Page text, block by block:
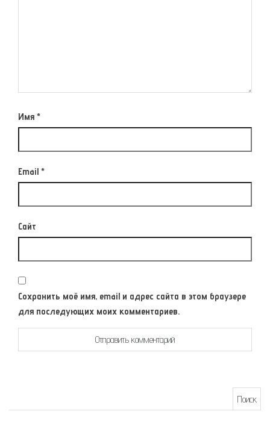
Имя *
Email *
Сайт
Сохранить моё имя, email и адрес сайта в этом браузере
для последующих моих комментариев.